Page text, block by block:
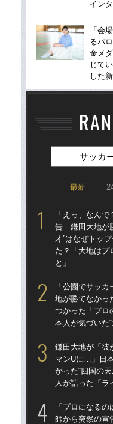
イン
「会
るバ
金メ
じて
した
サッカ
最新
「えっ、なん
告…鎌田大地が
才”はなぜトッ
た？「大地はプ
と」
「公園でサッ
地が勝てなかっ
つかった「プロ
本人が気づいた
鎌田大地が「彼
マンUに…」日
かった“四国の
人が語った「ラ
「プロになる
師から突然の